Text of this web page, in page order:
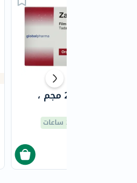
أقراص زاير 20 مجم ،
2 ساعات